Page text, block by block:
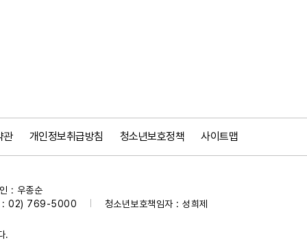
관 개인정보취급방침 청소년보호정책 사이트맵
: 우종순
: 02) 769-5000
청소년보호책임자 : 성희제
.